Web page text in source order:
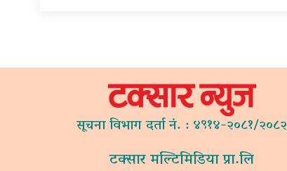
सूचना विभाग दर्ता नं. : ४९१४-२०८१/२०८२
टक्सार मल्टिमिडिया प्रा.लि